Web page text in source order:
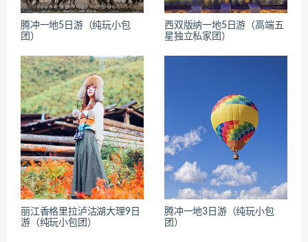
腾冲一地5日游（纯玩小包
团）
西双版纳一地5日游（高端五
星独立私家团）
丽江香格里拉泸沽湖大理9日
游（纯玩小包团）
腾冲一地3日游（纯玩小包
团）